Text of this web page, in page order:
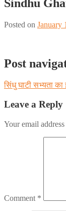
Sindhu
Posted on January
Post
सिंधु घाटी सभ्यता
Leave a Reply
Your email
Comment *